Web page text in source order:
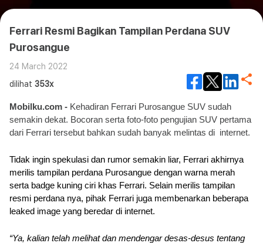
Ferrari Resmi Bagikan Tampilan Perdana SUV
Purosangue
24 March 2022
dilihat 353x
Mobilku.com - Kehadiran Ferrari Purosangue SUV sudah
semakin dekat. Bocoran serta foto-foto pengujian SUV pertama
dari Ferrari tersebut bahkan sudah banyak melintas di  internet.
Tidak ingin spekulasi dan rumor semakin liar, Ferrari akhirnya
merilis tampilan perdana Purosangue dengan warna merah
serta badge kuning ciri khas Ferrari. Selain merilis tampilan
resmi perdana nya, pihak Ferrari juga membenarkan beberapa
leaked image yang beredar di internet.
“Ya, kalian telah melihat dan mendengar desas-desus tentang